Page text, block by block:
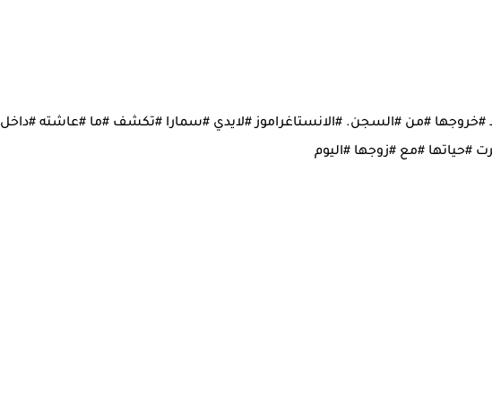
#خروجها #من #السجن. #الانستاغراموز #لايدي #سمارا #تكشف #ما #عاشته #داخل
#حياتها #مع #زوجها #اليوم